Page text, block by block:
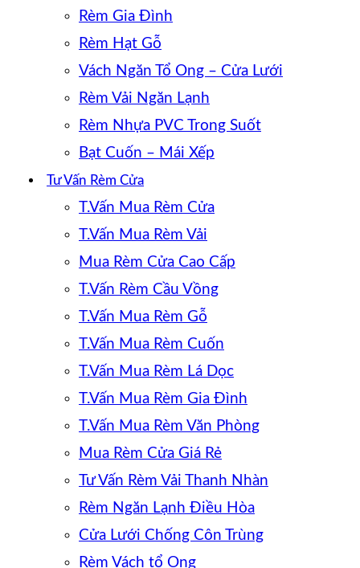
Rèm Gia Đình
Rèm Hạt Gỗ
Vách Ngăn Tổ Ong – Cửa Lưới
Rèm Vải Ngăn Lạnh
Rèm Nhựa PVC Trong Suốt
Bạt Cuốn – Mái Xếp
Tư Vấn Rèm Cửa
T.Vấn Mua Rèm Cửa
T.Vấn Mua Rèm Vải
Mua Rèm Cửa Cao Cấp
T.Vấn Rèm Cầu Vồng
T.Vấn Mua Rèm Gỗ
T.Vấn Mua Rèm Cuốn
T.Vấn Mua Rèm Lá Dọc
T.Vấn Mua Rèm Gia Đình
T.Vấn Mua Rèm Văn Phòng
Mua Rèm Cửa Giá Rẻ
Tư Vấn Rèm Vải Thanh Nhàn
Rèm Ngăn Lạnh Điều Hòa
Cửa Lưới Chống Côn Trùng
Rèm Vách tổ Ong